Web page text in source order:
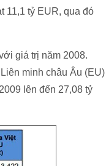
11,1 tỷ EUR, qua đó
giá trị năm 2008.
minh châu Âu (EU)
lên đến 27,08 tỷ